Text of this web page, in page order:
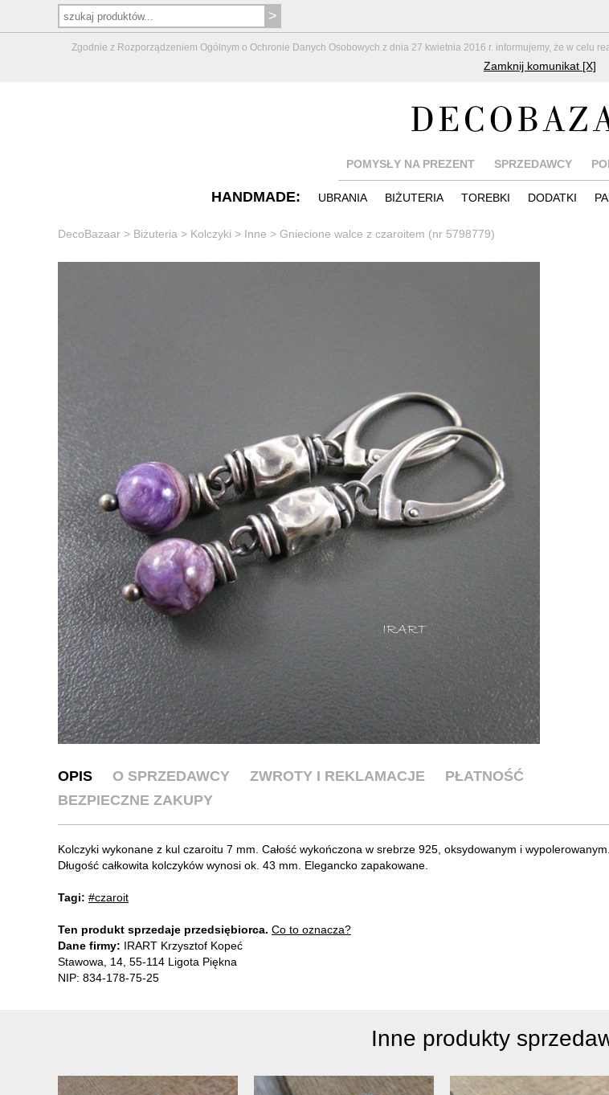
Zgodnie z Rozporządzeniem Ogólnym o Ochronie Danych Osobowych z dnia 27 kwietnia 2016 r. informujemy, że w celu
Zamknij komunikat [X]
POMYSŁY NA PREZENT SPRZEDAWCY
HANDMADE: UBRANIA BIŻUTERIA TOREBKI DODATKI
DecoBazaar > Biżuteria > Kolczyki > Inne > Gniecione walce z czaroitem (nr 5798779)
OPIS O SPRZEDAWCY ZWROTY I REKLAMACJE
PŁATNOŚĆ
BEZPIECZNE ZAKUPY
Kolczyki wykonane z kul czaroitu 7 mm. Całość wykończona w srebrze 925, oksydowanym i wypolerowanym.
Długość całkowita kolczyków wynosi ok. 43 mm. Elegancko zapakowane.
Tagi: #czaroit
Ten produkt sprzedaje przedsiębiorca. Co to oznacza?
Dane firmy: IRART Krzysztof Kopeć
Stawowa, 14, 55-114 Ligota Piękna
NIP: 834-178-75-25
Inne produkty